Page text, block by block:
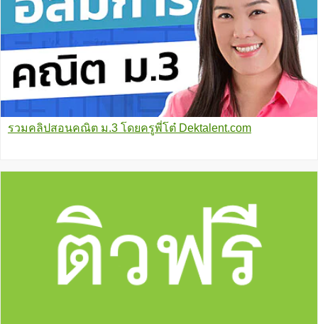
รวมคลิปสอนคณิต ม.3 โดยครูพี่โต๋ Dektalent.com